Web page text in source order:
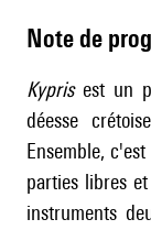
Note de
Kyprisest un
déesse
Ensemble,
parties libres
instruments